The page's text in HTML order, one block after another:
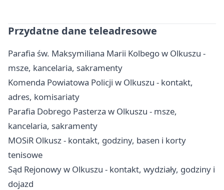
Przydatne dane teleadresowe
Parafia św. Maksymiliana Marii Kolbego w Olkuszu -
msze, kancelaria, sakramenty
Komenda Powiatowa Policji w Olkuszu - kontakt,
adres, komisariaty
Parafia Dobrego Pasterza w Olkuszu - msze,
kancelaria, sakramenty
MOSiR Olkusz - kontakt, godziny, basen i korty
tenisowe
Sąd Rejonowy w Olkuszu - kontakt, wydziały, godziny i
dojazd